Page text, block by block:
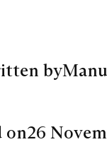
by
on26